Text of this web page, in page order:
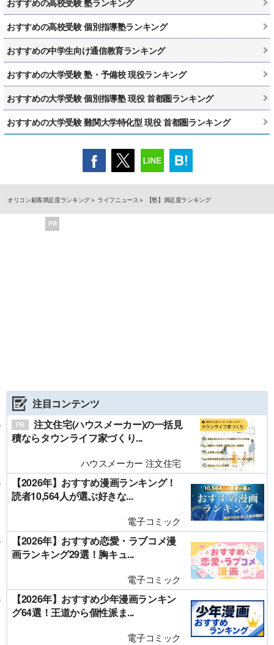
おすすめの高校受験 塾ランキング
おすすめの高校受験 個別指導塾ランキング
おすすめの中学生向け通信教育ランキング
おすすめの大学受験 塾・予備校 現役ランキング
おすすめの大学受験 個別指導塾 現役 首都圏ランキング
おすすめの大学受験 難関大学特化型 現役 首都圏ランキング
オリコン顧客満足度ランキング ライフニュース 【塾】満足度ランキング
PR
注目コンテンツ
注文住宅(ハウスメーカー)の一括見
積ならタウンライフ家づくり...
ハウスメーカー 注文住宅
【2026年】おすすめ漫画ランキング！
読者10,564人が選ぶ好きな...
電子コミック
【2026年】おすすめ恋愛・ラブコメ漫
画ランキング29選！胸キュ...
電子コミック
【2026年】おすすめ少年漫画ランキン
グ64選！王道から個性派ま...
電子コミック